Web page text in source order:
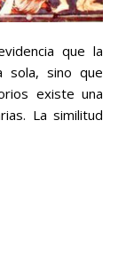
que la
sola, sino que
existe una
La similitud